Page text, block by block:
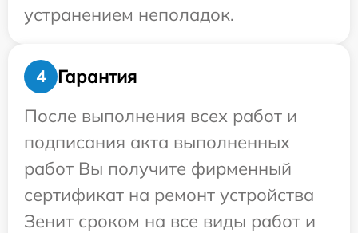
устранением неполадок.
4
Гарантия
После выполнения всех работ и
подписания акта выполненных
работ Вы получите фирменный
сертификат на ремонт устройства
Зенит сроком на все виды работ и